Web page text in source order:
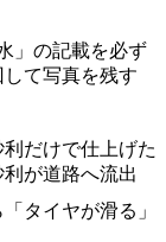
」の記載を必ず
て写真を残す
利だけで仕上げた
が道路へ流出
タイヤが滑る」